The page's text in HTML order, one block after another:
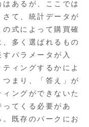
あるが、ここでは
て、統計データが
式によって購買確
多く選ばれるもの
パラメータが入
ィングするかによ
まり、「答え」が
ングができないた
てくる必要があ
既存のパークにお